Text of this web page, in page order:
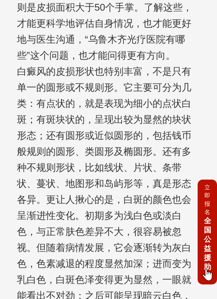
则是皮损面积大于50个手掌。了解这些，
才能更科学地评估自身情况，也才能更好
地与医生沟通，“乌鲁木齐光疗医院有哪
些”这个问题，也才能问得更有方向。
白癜风的皮损形状也特别丰富，不是只有
单一的圆形或不规则形。它主要可分为几
类：有点状的，就是表现为细小的点状白
斑；有斑块状的，呈现出较为显然的块状
形态；还有圆形或近似圆形的，包括钱币
般规则的圆形、类圆形及椭圆形。还有多
种不规则形状，比如线状、片状、条带
状、蔓状、地图形和岛屿形等，真是形态
各异。更让人揪心的是，白斑的颜色也会
呈渐进性变化。初期多为浅白色或淡白
色，与正常肤色差异不大，很容易被忽
视。但随着病情发展，它会逐渐转为灰白
色，色素减退的程度显然加深；进而变为
乳白色，白斑色泽变得更为显然，一眼就
能看出不对劲；之后可能呈现暗云白色，
立
即
报
名
全
国
公
益
援
助